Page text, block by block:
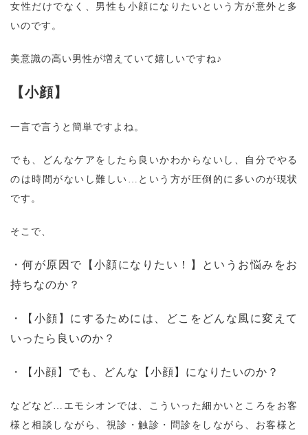
女性だけでなく、男性も小顔になりたいという方が意外と多
いのです。
美意識の高い男性が増えていて嬉しいですね♪
【小顔】
一言で言うと簡単ですよね。
でも、どんなケアをしたら良いかわからないし、自分でやる
のは時間がないし難しい…という方が圧倒的に多いのが現状
です。
そこで、
・何が原因で【小顔になりたい！】というお悩みをお
持ちなのか？
・【小顔】にするためには、どこをどんな風に変えて
いったら良いのか？
・【小顔】でも、どんな【小顔】になりたいのか？
などなど…エモシオンでは、こういった細かいところをお客
様と相談しながら、視診・触診・問診をしながら、お客様と